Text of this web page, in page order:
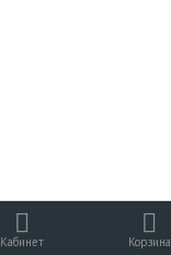
Кабинет Корзина